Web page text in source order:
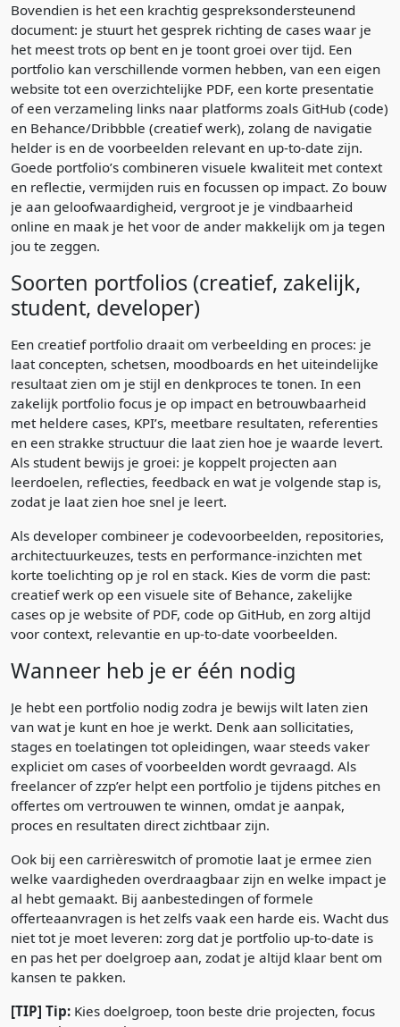
Bovendien is het een krachtig gespreksondersteunend
document: je stuurt het gesprek richting de cases waar je
het meest trots op bent en je toont groei over tijd. Een
portfolio kan verschillende vormen hebben, van een eigen
website tot een overzichtelijke PDF, een korte presentatie
of een verzameling links naar platforms zoals GitHub (code)
en Behance/Dribbble (creatief werk), zolang de navigatie
helder is en de voorbeelden relevant en up-to-date zijn.
Goede portfolio’s combineren visuele kwaliteit met context
en reflectie, vermijden ruis en focussen op impact. Zo bouw
je aan geloofwaardigheid, vergroot je je vindbaarheid
online en maak je het voor de ander makkelijk om ja tegen
jou te zeggen.
Soorten portfolios (creatief, zakelijk,
student, developer)
Een creatief portfolio draait om verbeelding en proces: je
laat concepten, schetsen, moodboards en het uiteindelijke
resultaat zien om je stijl en denkproces te tonen. In een
zakelijk portfolio focus je op impact en betrouwbaarheid
met heldere cases, KPI’s, meetbare resultaten, referenties
en een strakke structuur die laat zien hoe je waarde levert.
Als student bewijs je groei: je koppelt projecten aan
leerdoelen, reflecties, feedback en wat je volgende stap is,
zodat je laat zien hoe snel je leert.
Als developer combineer je codevoorbeelden, repositories,
architectuurkeuzes, tests en performance-inzichten met
korte toelichting op je rol en stack. Kies de vorm die past:
creatief werk op een visuele site of Behance, zakelijke
cases op je website of PDF, code op GitHub, en zorg altijd
voor context, relevantie en up-to-date voorbeelden.
Wanneer heb je er één nodig
Je hebt een portfolio nodig zodra je bewijs wilt laten zien
van wat je kunt en hoe je werkt. Denk aan sollicitaties,
stages en toelatingen tot opleidingen, waar steeds vaker
expliciet om cases of voorbeelden wordt gevraagd. Als
freelancer of zzp’er helpt een portfolio je tijdens pitches en
offertes om vertrouwen te winnen, omdat je aanpak,
proces en resultaten direct zichtbaar zijn.
Ook bij een carrièreswitch of promotie laat je ermee zien
welke vaardigheden overdraagbaar zijn en welke impact je
al hebt gemaakt. Bij aanbestedingen of formele
offerteaanvragen is het zelfs vaak een harde eis. Wacht dus
niet tot je moet leveren: zorg dat je portfolio up-to-date is
en pas het per doelgroep aan, zodat je altijd klaar bent om
kansen te pakken.
[TIP] Tip: Kies doelgroep, toon beste drie projecten, focus